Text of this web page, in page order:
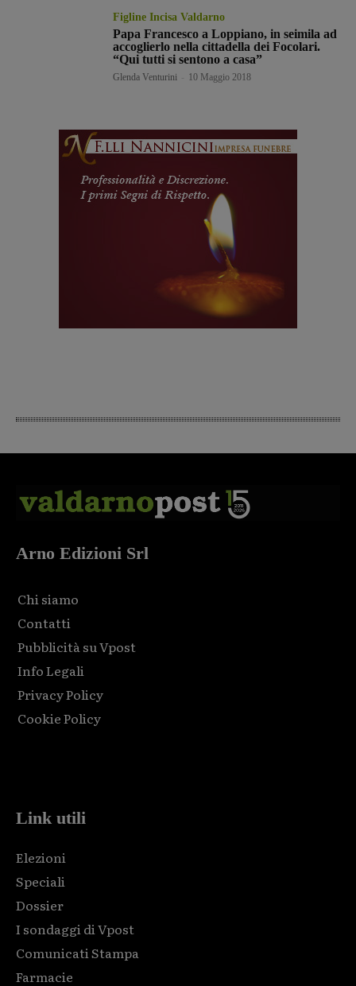
Figline Incisa Valdarno
Papa Francesco a Loppiano, in seimila ad
accoglierlo nella cittadella dei Focolari.
“Qui tutti si sentono a casa”
Glenda Venturini 10 Maggio 2018
Arno Edizioni Srl
Chi siamo
Contatti
Pubblicità su Vpost
Info Legali
Privacy Policy
Cookie Policy
Link utili
Elezioni
Speciali
Dossier
I sondaggi di Vpost
Comunicati Stampa
Farmacie